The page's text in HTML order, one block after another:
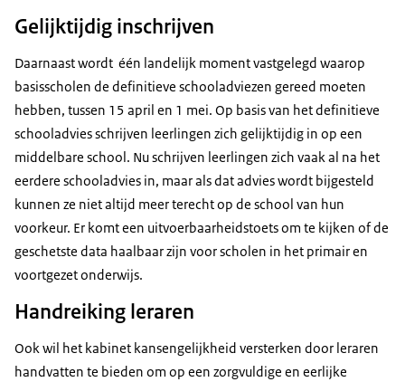
Gelijktijdig inschrijven
Daarnaast wordt één landelijk moment vastgelegd waarop
basisscholen de definitieve schooladviezen gereed moeten
hebben, tussen 15 april en 1 mei. Op basis van het definitieve
schooladvies schrijven leerlingen zich gelijktijdig in op een
middelbare school. Nu schrijven leerlingen zich vaak al na het
eerdere schooladvies in, maar als dat advies wordt bijgesteld
kunnen ze niet altijd meer terecht op de school van hun
voorkeur. Er komt een uitvoerbaarheidstoets om te kijken of de
geschetste data haalbaar zijn voor scholen in het primair en
voortgezet onderwijs.
Handreiking leraren
Ook wil het kabinet kansengelijkheid versterken door leraren
handvatten te bieden om op een zorgvuldige en eerlijke